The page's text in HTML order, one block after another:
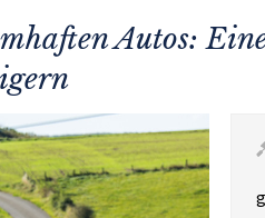
Autos: